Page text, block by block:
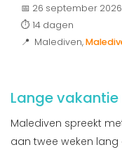
📅 26 september 2026
⏱️ 14 dagen
📍 Malediven,
Lange
Malediven spreekt
aan twee weken lang